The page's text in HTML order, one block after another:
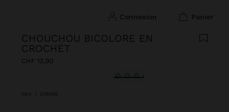
connexion panier
CHOUCHOU BICOLORE EN
CROCHET
CHF 12,90
sélectionné(s)
Vert 248066